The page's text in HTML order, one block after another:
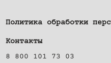
Политика обработки
Контакты
8 800 101 73 03